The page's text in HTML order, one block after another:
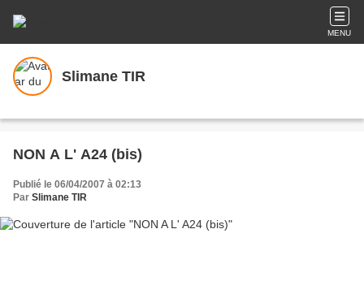
MENU
Slimane TIR
NON A L' A24 (bis)
Publié le 06/04/2007 à 02:13
Par Slimane TIR